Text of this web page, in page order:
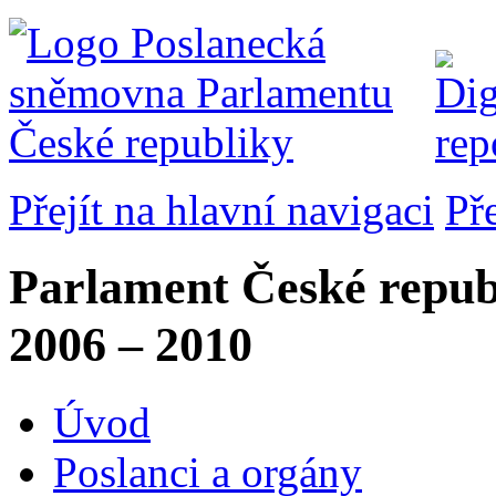
Přejít na hlavní navigaci
Parlament České
2006 – 2010
Úvod
Poslanci a orgány